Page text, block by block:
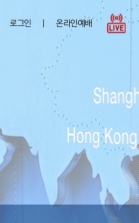
로그인 온라인예배